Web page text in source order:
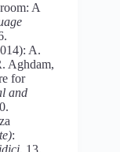
A
A.
Aghdam,
for
and
: